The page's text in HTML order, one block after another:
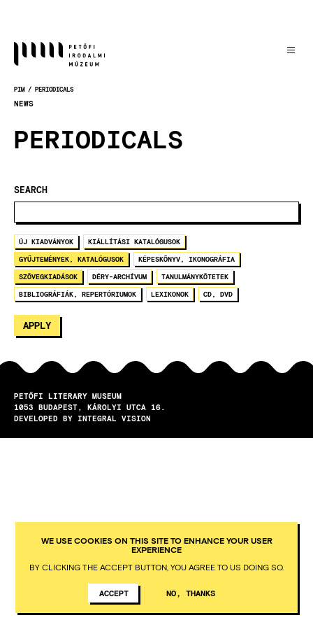
content
PIM PERIODICALS
NEWS
PERIODICALS
SEARCH
ÚJ KIADVÁNYOK KIÁLLÍTÁSI KATALÓGUSOK
GYŰJTEMÉNYEK, KATALÓGUSOK KÉPESKÖNYV, IKONOGRÁFIA
SZÖVEGKIADÁSOK DÉRY-ARCHÍVUM TANULMÁNYKÖTETEK
BIBLIOGRÁFIÁK, REPERTÓRIUMOK LEXIKONOK CD, DVD
PETŐFI LITERARY MUSEUM
1053
BUDAPEST
KÁROLYI UTCA 16.
DEVELOPED BY INTEGRAL VISION
WE USE COOKIES ON THIS SITE TO ENHANCE YOUR USER
EXPERIENCE
BY CLICKING THE ACCEPT BUTTON, YOU AGREE TO US DOING SO.
ACCEPT NO, THANKS